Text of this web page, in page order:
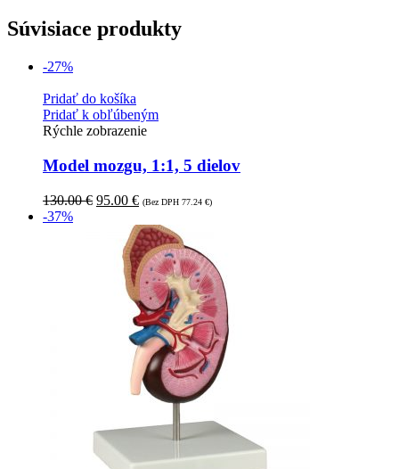
Súvisiace produkty
-27%
Pridať do košíka
Pridať k obľúbeným
Rýchle zobrazenie
Model mozgu, 1:1, 5 dielov
130.00€ 95.00 € (Bez DPH 77.24 €)
-37%